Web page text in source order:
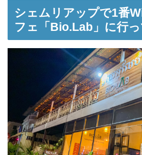
シェムリアップで1番
フェ「Bio.Lab」に行